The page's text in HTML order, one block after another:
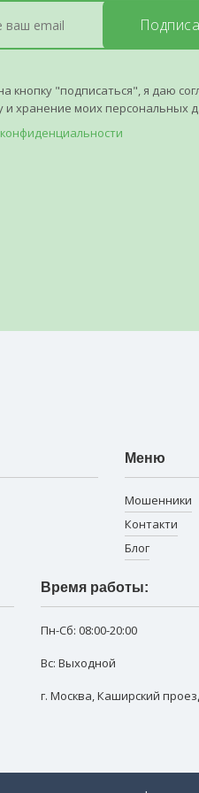
кнопку "подписаться", я даю
и хранение моих персональных
Меню
Мошенники
Контакти
Блог
Время работы:
Пн-Сб: 08:00-20:00
Вс: Выходной
г. Москва,Каширский